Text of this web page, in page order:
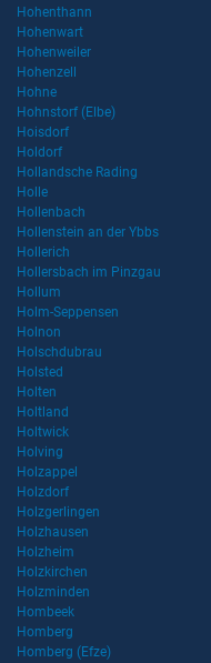
Hohenthann
Hohenwart
Hohenweiler
Hohenzell
Hohne
Hohnstorf (Elbe)
Hoisdorf
Holdorf
Hollandsche Rading
Holle
Hollenbach
Hollenstein an der Ybbs
Hollerich
Hollersbach im Pinzgau
Hollum
Holm-Seppensen
Holnon
Holschdubrau
Holsted
Holten
Holtland
Holtwick
Holving
Holzappel
Holzdorf
Holzgerlingen
Holzhausen
Holzheim
Holzkirchen
Holzminden
Hombeek
Homberg
Homberg (Efze)